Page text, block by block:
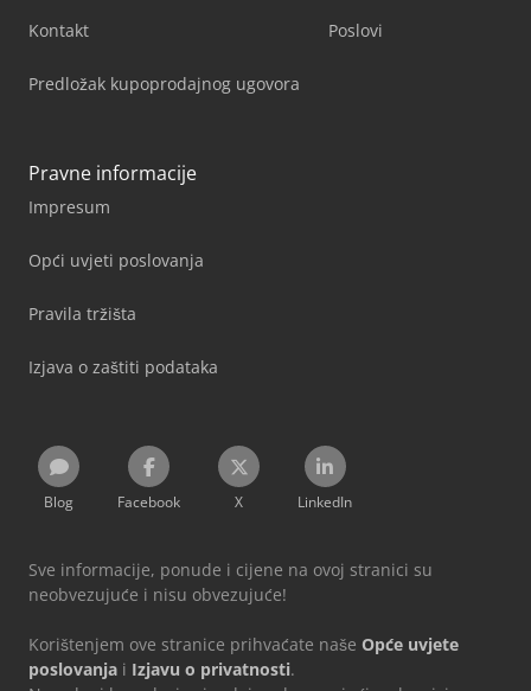
Kontakt
Predložak kupoprodajnog ugovora
Poslovi
Pravne informacije
Impresum
Opći uvjeti poslovanja
Pravila tržišta
Izjava o zaštiti podataka
Blog Facebook X LinkedIn
Sve informacije, ponude i cijene na ovoj stranici su
neobvezujuće i nisu obvezujuće!
Korištenjem ove stranice prihvaćate naše Opće uvjete
poslovanja i Izjavu o privatnosti.